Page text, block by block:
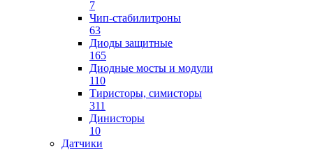
7
Чип-стабилитроны
63
Диоды защитные
165
Диодные мосты и модули
110
Тиристоры, симисторы
311
Динисторы
10
Датчики